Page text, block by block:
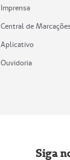
Imprensa
Central de Marcações
Aplicativo
Ouvidoria
Siga